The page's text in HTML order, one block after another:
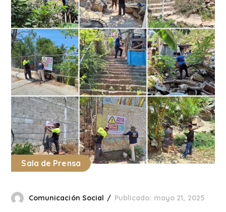
Sala de Prensa
Comunicación Social Publicado: mayo 21, 2025